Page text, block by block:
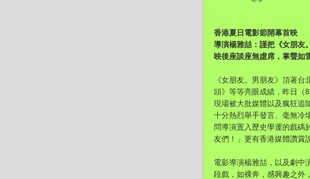
香港夏日電影節開幕首映
導演楊雅喆：謹把《女朋友
映後座談座無虛席，掌聲如
《女朋友。男朋友》頂著
頭》等等亮眼成績，昨日（
現場被大批媒體以及瘋狂追
十分熱烈舉手發言、毫無冷
問導演置入歷史學運的戲碼
友們！」更有香港媒體讚賞
電影導演楊雅喆，以及劇中
段戲，如裸奔，感興趣之外